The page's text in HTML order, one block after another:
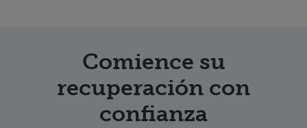
Comience su
recuperación con
confianza